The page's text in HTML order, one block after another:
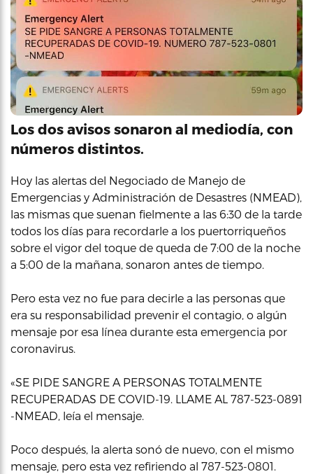
Los dos avisos sonaron al mediodía, con
números distintos.
Hoy las alertas del Negociado de Manejo de
Emergencias y Administración de Desastres (NMEAD),
las mismas que suenan fielmente a las 6:30 de la tarde
todos los días para recordarle a los puertorriqueños
sobre el vigor del toque de queda de 7:00 de la noche
a 5:00 de la mañana, sonaron antes de tiempo.
Pero esta vez no fue para decirle a las personas que
era su responsabilidad prevenir el contagio, o algún
mensaje por esa línea durante esta emergencia por
coronavirus.
«SE PIDE SANGRE A PERSONAS TOTALMENTE
RECUPERADAS DE COVID-19. LLAME AL 787-523-0891
-NMEAD, leía el mensaje.
Poco después, la alerta sonó de nuevo, con el mismo
mensaje, pero esta vez refiriendo al 787-523-0801.